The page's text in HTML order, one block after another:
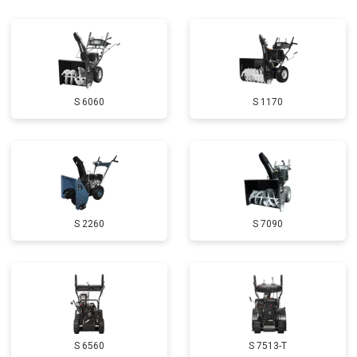
Замена глушителя Заказать
Замена маховика от 3050 ₽ Заказать
Натяжка тросов Заказать
Ремонт электропроводки от 3150 ₽ Заказать
Полное ТО от 4900 ₽
Замена свечей зажигания от 1820 ₽
Демонтаж-монтаж двигателя от 6400 ₽ Заказать
S 6060 S 1170
S 2260 S 7090
S 6560 S 7513-T